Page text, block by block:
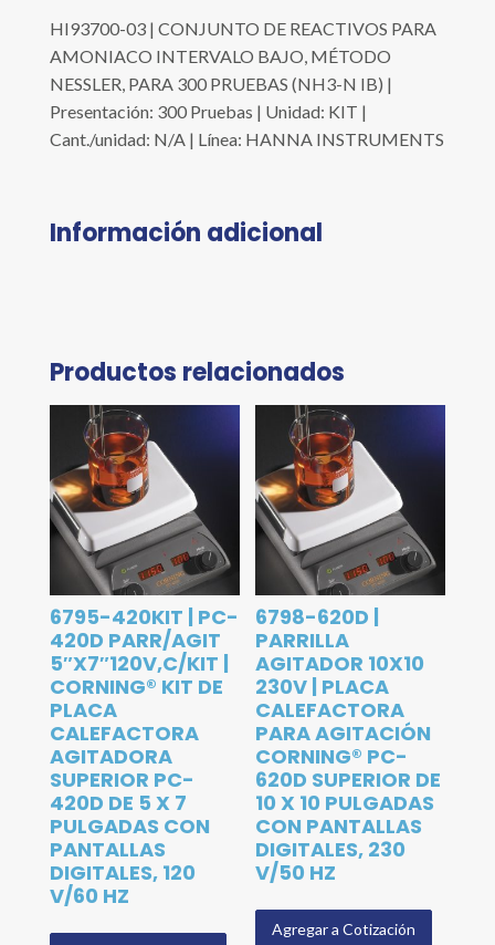
HI93700-03 | CONJUNTO DE REACTIVOS PARA
AMONIACO INTERVALO BAJO, MÉTODO
NESSLER, PARA 300 PRUEBAS (NH3-N IB) |
Presentación: 300 Pruebas | Unidad: KIT |
Cant./unidad: N/A | Línea: HANNA INSTRUMENTS
Información adicional
Productos relacionados
6795-420KIT | PC-
420D PARR/AGIT
5″X7″120V,C/KIT |
CORNING® KIT DE
PLACA
CALEFACTORA
AGITADORA
SUPERIOR PC-
420D DE 5 X 7
PULGADAS CON
PANTALLAS
DIGITALES, 120
V/60 HZ
6798-620D |
PARRILLA
AGITADOR 10X10
230V | PLACA
CALEFACTORA
PARA AGITACIÓN
CORNING® PC-
620D SUPERIOR DE
10 X 10 PULGADAS
CON PANTALLAS
DIGITALES, 230
V/50 HZ
Agregar a Cotización